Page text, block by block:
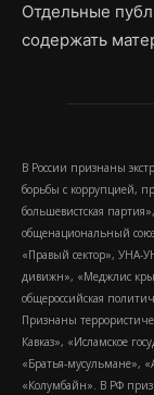
Отдельные
содержать
В России признаны
борьбы с коррупцией,
большевистская
общенациональный
«Правый сектор», УНА-
дивижн», «Меджлис
общероссийская
Признаны
Кавказ», «Исламское
«Братья-мусульмане»,
«Колумбайн». В РФ